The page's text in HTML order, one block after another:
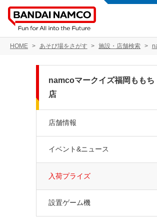
HOME あそび場をさがす 施設・店舗検索
namcoマークイズ福岡ももち
店
店舗情報
イベント&ニュース
入荷プライズ
設置ゲーム機